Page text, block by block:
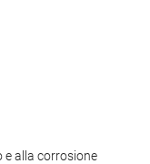
e alla corrosione